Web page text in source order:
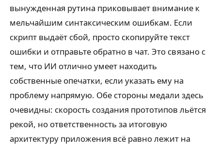
вынужденная рутина приковывает внимание к
мельчайшим синтаксическим ошибкам. Если
скрипт выдаёт сбой, просто скопируйте текст
ошибки и отправьте обратно в чат. Это связано с
тем, что ИИ отлично умеет находить
собственные опечатки, если указать ему на
проблему напрямую. Обе стороны медали здесь
очевидны: скорость создания прототипов льётся
рекой, но ответственность за итоговую
архитектуру приложения всё равно лежит на